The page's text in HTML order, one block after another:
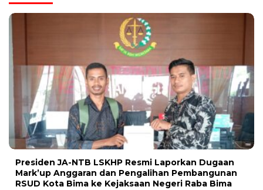
Presiden JA-NTB LSKHP Resmi Laporkan Dugaan
Mark’up Anggaran dan Pengalihan Pembangunan
RSUD Kota Bima ke Kejaksaan Negeri Raba Bima